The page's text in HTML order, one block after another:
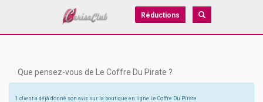
Réductions
Que pensez-vous de Le Coffre Du Pirate ?
1 client a déjà donné son avis sur la boutique en ligne Le Coffre Du Pirate